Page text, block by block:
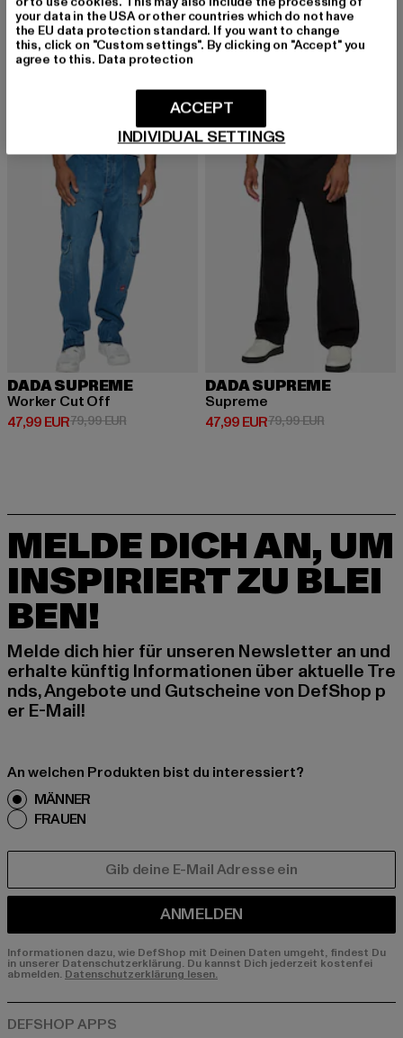
DADA SUPREME
Signature Logo Heavy
38,49 EUR
Derzeitiger Preis: 38,49 EUR
69,99 EUR Aktionspreis: 69,99 EUR
DADA SUPREME
Minimalist
DADA SUPREME
Worker Cut Off
47,99 EUR
Derzeitiger Preis: 47,99 EUR
79,99 EURAktionspreis: 79,99 EUR
-40%
DADA SUPREME
Supreme
47,99 EUR
Derzeitiger Preis: 47,99 EUR
79,99 EURAktionspreis:
MELDE DICH AN, UM
INSPIRIERT ZU BLEI
BEN!
Melde dich hier für unseren Newsletter an und
erhalte künftig Informationen über aktuelle Tre
nds, Angebote und Gutscheine von DefShop p
er E-Mail!
An welchen Produkten bist du interessiert?
MÄNNER
FRAUEN
ANMELDEN
Informationen dazu, wie DefShop mit Deinen Daten umgeht, findest Du
in unserer Datenschutzerklärung. Du kannst Dich jederzeit kostenfei
abmelden. Datenschutzerklärung lesen.
your data in the USA or other countries which do not have
the EU data protection standard. If you want to change
this, click on "Custom settings". By clicking on "Accept" you
agree to this. Data protection
INDIVIDUAL SETTINGS
ACCEPT